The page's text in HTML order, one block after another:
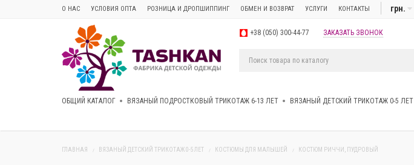
О НАС УСЛОВИЯ ОПТА РОЗНИЦА И ДРОПШИППИНГ ОБМЕН И ВОЗВРАТ УСЛУГИ КОНТАКТЫ грн.
+38 (050) 300-44-77 ЗАКАЗАТЬ ЗВОНОК
ОБЩИЙ КАТАЛОГ ВЯЗАНЫЙ ПОДРОСТКОВЫЙ ТРИКОТАЖ 6-13 ЛЕТ ВЯЗАНЫЙ ДЕТСКИЙ ТРИКОТАЖ 0-5 ЛЕТ
ГЛАВНАЯ ВЯЗАНЫЙ ДЕТСКИЙ ТРИКОТАЖ 0-5 ЛЕТ КОСТЮМЫ ДЛЯ МАЛЫШЕЙ КОСТЮМ РИЧЧИ, ПУДРОВЫЙ